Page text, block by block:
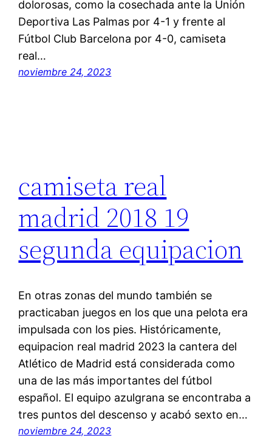
dolorosas, como la cosechada ante la Unión
Deportiva Las Palmas por 4-1 y frente al
Fútbol Club Barcelona por 4-0, camiseta
real…
noviembre 24, 2023
camiseta real
madrid 2018 19
segunda equipacion
En otras zonas del mundo también se
practicaban juegos en los que una pelota era
impulsada con los pies. Históricamente,
equipacion real madrid 2023 la cantera del
Atlético de Madrid está considerada como
una de las más importantes del fútbol
español. El equipo azulgrana se encontraba a
tres puntos del descenso y acabó sexto en…
noviembre 24, 2023